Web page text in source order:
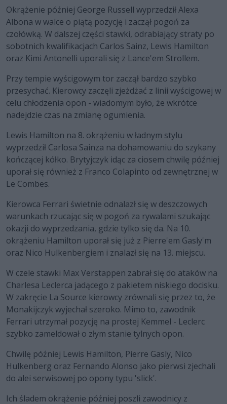
Okrążenie później George Russell wyprzedził Alexa
Albona w walce o piątą pozycję i zaczął pogoń za
czołówką. W dalszej części stawki, odrabiający straty po
sobotnich kwalifikacjach Carlos Sainz, Lewis Hamilton
oraz Kimi Antonelli uporali się z Lance'em Strollem.
Przy tempie wyścigowym tor zaczął bardzo szybko
przesychać. Kierowcy zaczęli zjeżdżać z linii wyścigowej w
celu chłodzenia opon - wiadomym było, że wkrótce
nadejdzie czas na zmianę ogumienia.
Lewis Hamilton na 8. okrążeniu w ładnym stylu
wyprzedził Carlosa Sainza na dohamowaniu do szykany
kończącej kółko. Brytyjczyk idąc za ciosem chwilę później
uporał się również z Franco Colapinto od zewnętrznej w
Le Combes.
Kierowca Ferrari świetnie odnalazł się w deszczowych
warunkach rzucając się w pogoń za rywalami szukając
okazji do wyprzedzania, gdzie tylko się da. Na 10.
okrążeniu Hamilton uporał się już z Pierre'em Gasly'm
oraz Nico Hulkenbergiem i znalazł się na 13. miejscu.
W czele stawki Max Verstappen zabrał się do ataków na
Charlesa Leclerca jadącego z pakietem niskiego docisku.
W zakręcie La Source kierowcy zrównali się przez to, że
Monakijczyk wyjechał szeroko. Mimo to, zawodnik
Ferrari utrzymał pozycję na prostej Kemmel - Leclerc
szybko zameldował o złym stanie tylnych opon.
Chwilę później Lewis Hamilton, Pierre Gasly, Nico
Hulkenberg oraz Fernando Alonso jako pierwsi zjechali
do alei serwisowej po opony typu 'slick'.
Ich śladem okrążenie później poszli zawodnicy z